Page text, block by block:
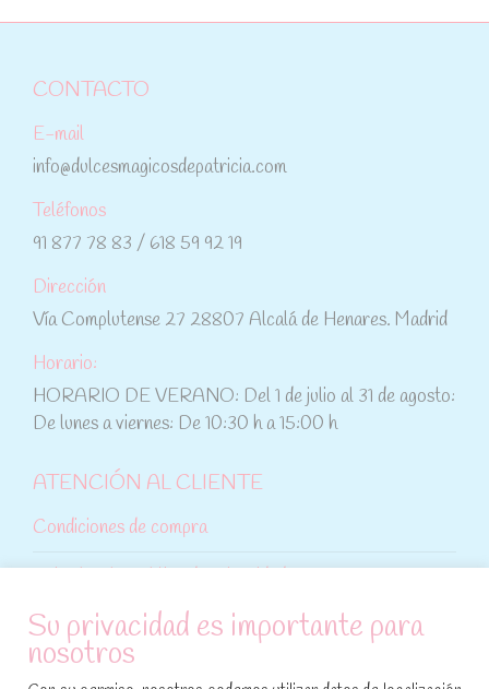
CONTACTO
E-mail
info@dulcesmagicosdepatricia.com
Teléfonos
91 877 78 83 / 618 59 92 19
Dirección
Vía Complutense 27 28807 Alcalá de Henares. Madrid
Horario:
HORARIO DE VERANO: Del 1 de julio al 31 de agosto:
De lunes a viernes: De 10:30 h a 15:00 h
ATENCIÓN AL CLIENTE
Condiciones de compra
Política de cookies
Su privacidad es importante para
nosotros